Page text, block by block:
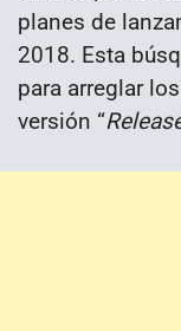
planes de
2018. Esta
para arreglar
versión “